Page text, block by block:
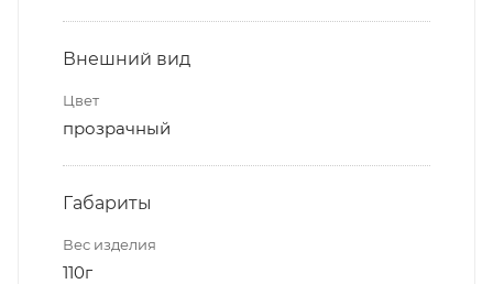
Внешний вид
Цвет
прозрачный
Габариты
Вес изделия
110г